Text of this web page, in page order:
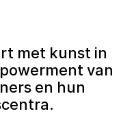
met kunst in
van
en hun